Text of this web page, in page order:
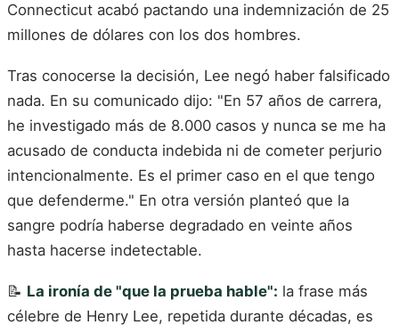
Connecticut acabó pactando una indemnización de 25
millones de dólares con los dos hombres.
Tras conocerse la decisión, Lee negó haber falsificado
nada. En su comunicado dijo: "En 57 años de carrera,
he investigado más de 8.000 casos y nunca se me ha
acusado de conducta indebida ni de cometer perjurio
intencionalmente. Es el primer caso en el que tengo
que defenderme." En otra versión planteó que la
sangre podría haberse degradado en veinte años
hasta hacerse indetectable.
📝 La ironía de "que la prueba hable": la frase más
célebre de Henry Lee, repetida durante décadas, es